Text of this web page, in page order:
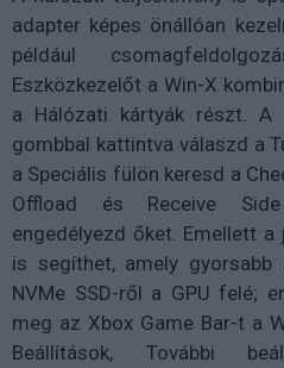
adapter képes önállóan
például
Eszközkezelőt a Win-X
a Hálózati kártyák részt. A
gombbal kattintva válaszd a
a Speciális fülön keresd a
Offload és Receive
engedélyezd őket. Emellett
is segíthet, amely
NVMe SSD-ről a GPU felé;
meg az Xbox Game Bar-t a
Beállítások, További